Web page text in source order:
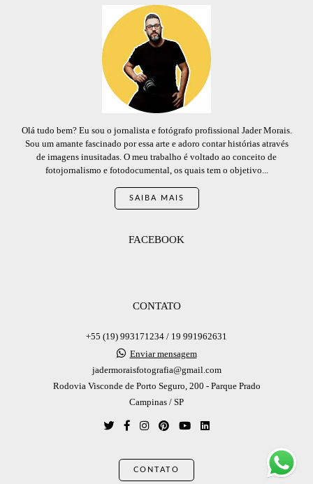
Olá tudo bem? Eu sou o jornalista e fotógrafo profissional Jader Morais.
Sou um amante fascinado por essa arte e adoro contar histórias através
de imagens inusitadas. O meu trabalho é voltado ao conceito de
fotojornalismo e fotodocumental, os quais tem o objetivo...
SAIBA MAIS
FACEBOOK
CONTATO
+55 (19) 993171234 / 19 991962631
Enviar mensagem
jadermoraisfotografia@gmail.com
Rodovia Visconde de Porto Seguro, 200 - Parque Prado
Campinas / SP
CONTATO